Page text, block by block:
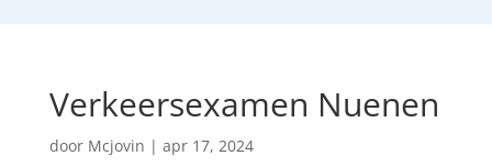
Verkeersexamen Nuenen
door Mcjovin | apr 17, 2024